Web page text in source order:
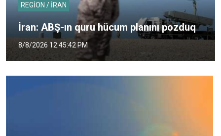
REGİON / İRAN
İran: ABŞ-ın quru hücum planını pozduq
8/8/2026 12:45:42 PM